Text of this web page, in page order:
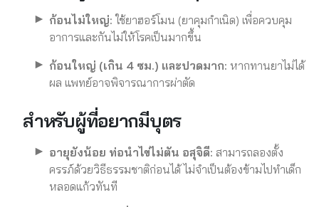
ก้อนไม่ใหญ่: ใช้ยาฮอร์โมน (ยาคุมกำเนิด) เพื่อควบคุม
อาการและกันไม่ให้โรคเป็นมากขึ้น
ก้อนใหญ่ (เกิน 4 ซม.) และปวดมาก: หากทานยาไม่ได้
ผล แพทย์อาจพิจารณาการผ่าตัด
สำหรับผู้ที่อยากมีบุตร
อายุยังน้อย ท่อนำไข่ไม่ตัน อสุจิดี: สามารถลองตั้ง
ครรภ์ด้วยวิธีธรรมชาติก่อนได้ ไม่จำเป็นต้องข้ามไปทำเด็ก
หลอดแก้วทันที